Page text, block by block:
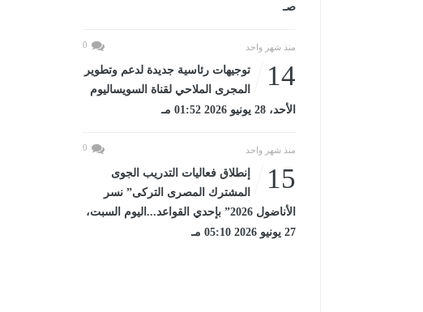
صـ
منذ شهر واحد 0
14
توجيهات رئاسية جديدة لدعم وتطوير
المجرى الملاحي لقناة السويساليوم
الأحد، 28 يونيو 2026 01:52 مـ
منذ شهر واحد 0
15
إنطلاق فعاليات التدريب الجوى
المشترك المصرى التركى” نسر
الأناضول 2026” بإحدي القواعد...اليوم السبت،
27 يونيو 2026 05:10 مـ